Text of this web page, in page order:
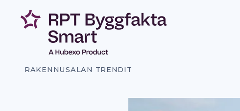
sisältöön
RAKENNUSALAN TRENDIT